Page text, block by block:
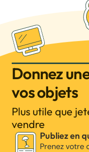
Donnez
vos objets
Plus utile que
vendre
Publiez en
Prenez votre